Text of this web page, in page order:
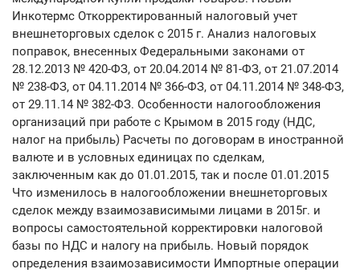
Инкотермс Откорректированный налоговый учет
внешнеторговых сделок с 2015 г. Анализ налоговых
поправок, внесенных Федеральными законами от
28.12.2013 № 420-ФЗ, от 20.04.2014 № 81-ФЗ, от 21.07.2014
№ 238-ФЗ, от 04.11.2014 № 366-ФЗ, от 04.11.2014 № 348-ФЗ,
от 29.11.14 № 382-ФЗ. Особенности налогообложения
организаций при работе с Крымом в 2015 году (НДС,
налог на прибыль) Расчеты по договорам в иностранной
валюте и в условных единицах по сделкам,
заключенным как до 01.01.2015, так и после 01.01.2015
Что изменилось в налогообложении внешнеторговых
сделок между взаимозависимыми лицами в 2015г. и
вопросы самостоятельной корректировки налоговой
базы по НДС и налогу на прибыль. Новый порядок
определения взаимозависимости Импортные операции